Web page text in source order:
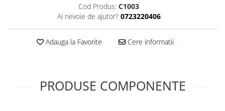
Cod Produs: C1003
Ai nevoie de ajutor? 0723220406
Adauga la Favorite Cere informatii
PRODUSE COMPONENTE